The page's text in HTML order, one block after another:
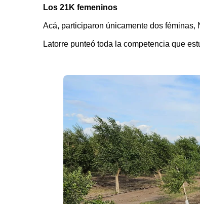
Los 21K femeninos
Acá, participaron únicamente dos féminas,
Latorre punteó toda la competencia que